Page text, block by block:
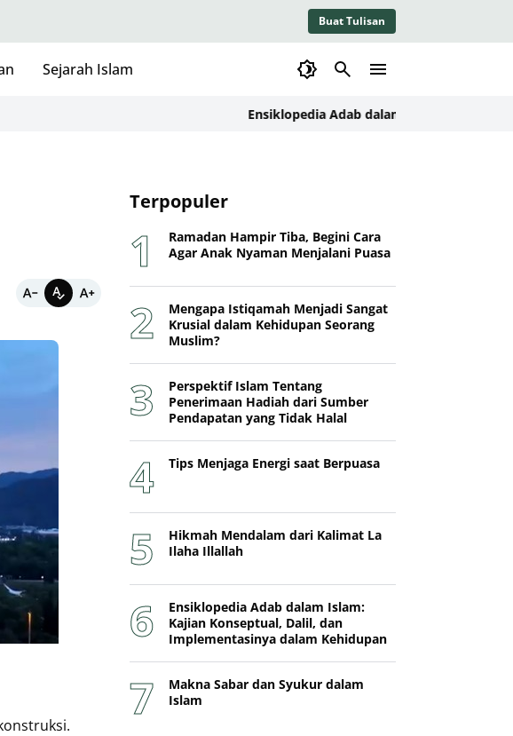
Buat Tulisan
Sejarah Islam
Ensiklopedia Adab dalam Islam: Kajian
Terpopuler
Ramadan Hampir Tiba, Begini Cara
Agar Anak Nyaman Menjalani Puasa
Mengapa Istiqamah Menjadi Sangat
Krusial dalam Kehidupan Seorang
Muslim?
Perspektif Islam Tentang
Penerimaan Hadiah dari Sumber
Pendapatan yang Tidak Halal
Tips Menjaga Energi saat Berpuasa
Hikmah Mendalam dari Kalimat La
Ilaha Illallah
Ensiklopedia Adab dalam Islam:
Kajian Konseptual, Dalil, dan
Implementasinya dalam Kehidupan
Makna Sabar dan Syukur dalam
Islam